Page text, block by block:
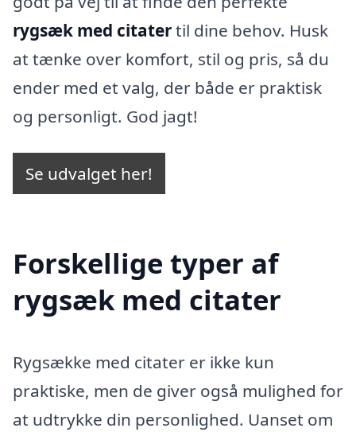
rygsæk med citatertil dine behov. Husk
at tænke over komfort, stil og pris, så du
ender med et valg, der både er praktisk
og personligt. God jagt!
Se udvalget her!
Forskellige typer af
rygsæk med citater
Rygsække med citater er ikke kun
praktiske, men de giver også mulighed for
at udtrykke din personlighed. Uanset om